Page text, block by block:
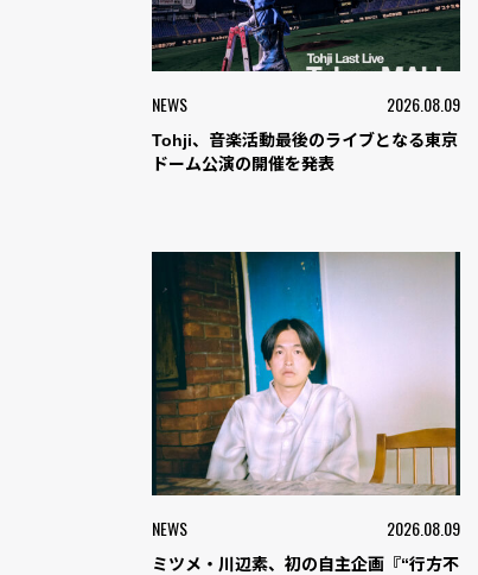
NEWS 2026.08.09
Tohji、音楽活動最後のライブとなる東京
ドーム公演の開催を発表
NEWS 2026.08.09
ミツメ・川辺素、初の自主企画『“行方不